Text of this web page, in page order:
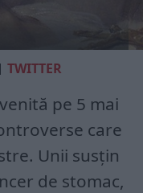
|TWITTER
pe 5 mai
care
Unii susțin
de stomac,